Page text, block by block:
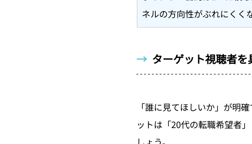
ネルの方向性がぶれにくく
→ ターゲット視聴者を
「誰に見てほしいか」が明
ットは「20代の転職希望者